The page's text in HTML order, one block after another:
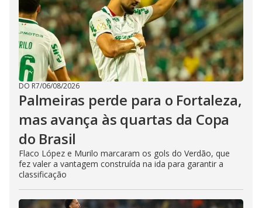
DO R7/06/08/2026
Palmeiras perde para o Fortaleza,
mas avança às quartas da Copa
do Brasil
Flaco López e Murilo marcaram os gols do Verdão, que
fez valer a vantagem construída na ida para garantir a
classificação